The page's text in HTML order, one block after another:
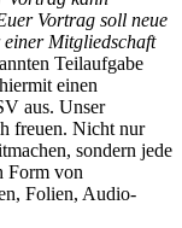
Vortrag soll neue
Mitgliedschaft
Teilaufgabe
einen
aus. Unser
freuen. Nicht nur
sondern jede
Form von
Folien, Audio-